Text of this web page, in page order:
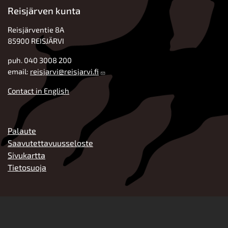
Reisjärven kunta
Reisjärventie 8A
85900 REISJÄRVI
puh. 040 3008 200
email: reisjarvi@reisjarvi.fi
Contact in English
ALATUNNISTE
Palaute
Saavutettavuusseloste
Sivukartta
Tietosuoja